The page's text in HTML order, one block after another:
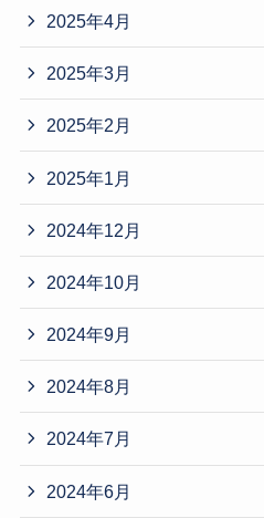
2025年4月
2025年3月
2025年2月
2025年1月
2024年12月
2024年10月
2024年9月
2024年8月
2024年7月
2024年6月